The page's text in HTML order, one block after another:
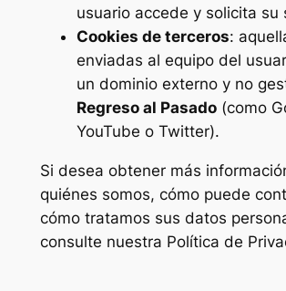
usuario accede y solicita su
Cookies de terceros:
enviadas al equipo del
un dominio externo y no
Regreso al Pasado(como
YouTube o Twitter).
Si desea obtener más
quiénes somos, cómo puede
cómo tratamos sus datos
consulte nuestra Política de